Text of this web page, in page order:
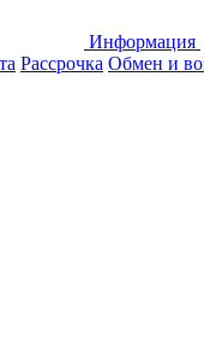
Информация
Рассрочка Обмен и